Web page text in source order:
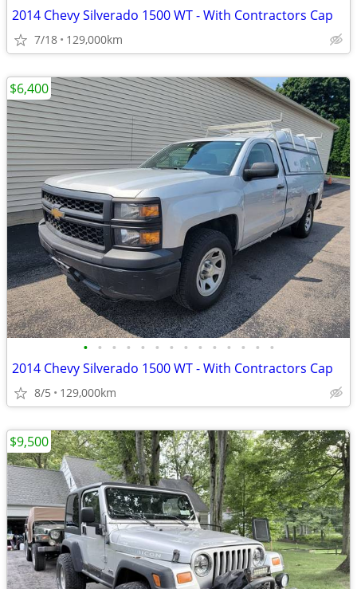
2014 Chevy Silverado 1500 WT - With Contractors Cap
7/18 129,000km
• • • • • • • • • • • • • •
2014 Chevy Silverado 1500 WT - With Contractors Cap
8/5 129,000km
$6,400
$9,500